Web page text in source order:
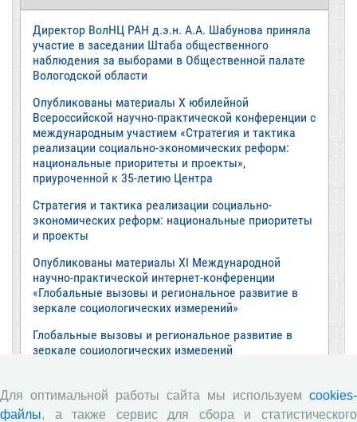
Директор ВолНЦ РАН д.э.н. А.А. Шабунова приняла
участие в заседании Штаба общественного
наблюдения за выборами в Общественной палате
Вологодской области
Опубликованы материалы X юбилейной
Всероссийской научно-практической конференции с
международным участием «Стратегия и тактика
реализации социально-экономических реформ:
национальные приоритеты и проекты»,
приуроченной к 35-летию Центра
Стратегия и тактика реализации социально-
экономических реформ: национальные приоритеты
и проекты
Опубликованы материалы XI Международной
научно-практической интернет-конференции
«Глобальные вызовы и региональное развитие в
зеркале социологических измерений»
Глобальные вызовы и региональное развитие в
зеркале социологических измерений
Для оптимальной работы сайта мы используем cookies-
файлы, а также сервис для сбора и статистического